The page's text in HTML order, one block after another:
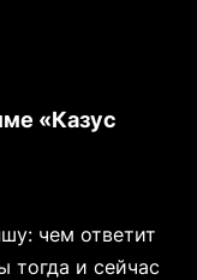
«Казус
чем ответит
тогда и сейчас